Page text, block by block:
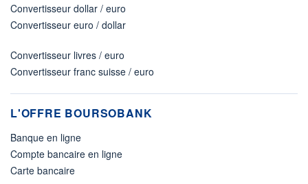
Convertisseur dollar / euro
Convertisseur euro / dollar
Convertisseur livres / euro
Convertisseur franc suisse / euro
L'OFFRE BOURSOBANK
Banque en ligne
Compte bancaire en ligne
Carte bancaire